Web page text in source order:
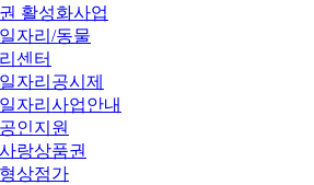
활성화사업
자리/동물
센터
자리공시제
자리사업안내
인지원
랑상품권
상점가